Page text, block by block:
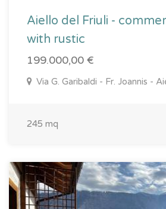
Aiello del Friuli -
with rustic
199.000,00 €
Via G. Garibaldi - Fr. Joannis -
245 mq